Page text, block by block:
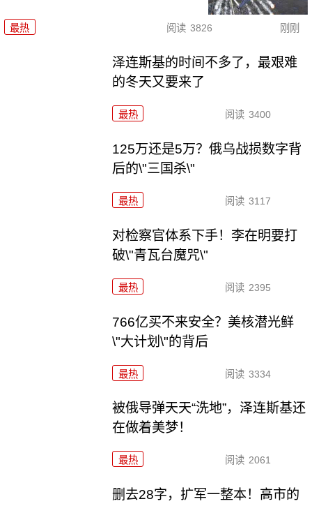
最热 阅读 3826 刚刚
泽连斯基的时间不多了，最艰难
的冬天又要来了
最热 阅读 3400
125万还是5万？俄乌战损数字背
后的\"三国杀\"
最热 阅读 3117
对检察官体系下手！李在明要打
破\"青瓦台魔咒\"
最热 阅读 2395
766亿买不来安全？美核潜光鲜
\"大计划\"的背后
最热 阅读 3334
被俄导弹天天“洗地”，泽连斯基还
在做着美梦！
最热 阅读 2061
删去28字，扩军一整本！高市的